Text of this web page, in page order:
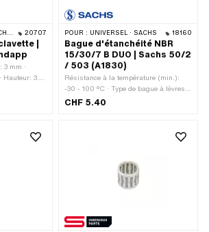
20707
|
3 mm ·
Hauteur: 3.8
POUR : UNIVERSEL · SACHS 18160
Bague d'étanchéité NBR
15/30/7 B DUO | Sachs 50/2
/ 503 (A1830)
Résistance à la température (min.):
-30 - 100 °C · Type de bague à lèvres:
B DUO - Avec enveloppe extérieure en
Largeur: 7 mm · Ø extérieur: 30 mm ·
CHF 5.40